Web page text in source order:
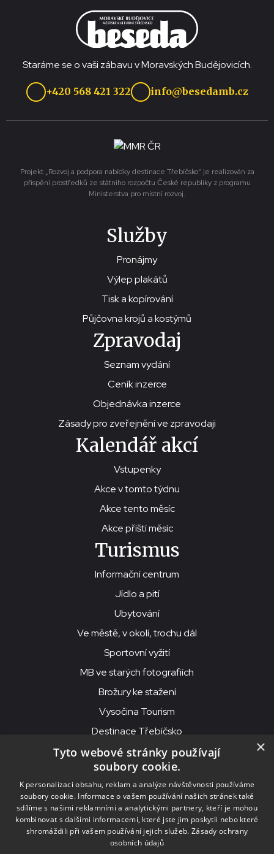
Staráme se o vaši zábavu v Moravských Budějovicích.
+420 568 421 322 info@besedamb.cz
Projekt „Rozvoj a podpora nabídky destinace Třebíčsko“ je realizován za
přispění prostředků ze státního rozpočtu České republiky z programu
Ministerstva pro místní rozvoj.
Služby
Pronájmy
Výlep plakátů
Tisk a kopírování
Půjčovna krojů a kostýmů
Zpravodaj
Seznam vydání
Ceník inzerce
Objednávka inzerce
Zásady pro zveřejnění ve zpravodaji
Kalendář akcí
Vstupenky
Akce v tomto týdnu
Akce tento měsíc
Akce příští měsíc
Turismus
Informační centrum
Jídlo a pití
Ubytování
Ve městě, v okolí, trochu dál
Sportovní vyžití
MB ve starých fotografiích
Brožury ke stažení
Vysočina Tourism
Destinace Třebíčsko
© 2026MKS Beseda Mor. Budějovice
MKS Beseda, příspěvková organizace, Purcnerova 62, 676 02
Moravské Budějovice
IČO: 00091758, DIČ: CZ00091758, ID datové schránky: chjn2kd
×
Tyto webové stránky používají
soubory cookie.
K personalizaci obsahu, reklam a analýze návštěvnosti používáme
soubory cookie. Informace o vašem používání našich stránek také
sdílíme s našimi reklamními a analytickými partnery, kteří je mohou
kombinovat s dalšími informacemi, které jste jim poskytli nebo které
shromáždili při vašem používání jejich služeb. Zásady ochrany
osobních údajů